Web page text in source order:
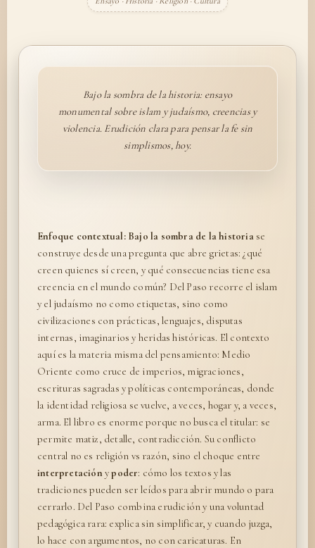
Bajo la sombra de la historia: ensayo
monumental sobre islam y judaísmo, creencias y
violencia. Erudición clara para pensar la fe sin
simplismos, hoy.
Enfoque contextual: Bajo la sombra de la historiase
construye desde una pregunta que abre grietas: ¿qué
creen quienes sí creen, y qué consecuencias tiene esa
creencia en el mundo común? Del Paso recorre el islam
y el judaísmo no como etiquetas, sino como
civilizaciones con prácticas, lenguajes, disputas
internas, imaginarios y heridas históricas. El contexto
aquí es la materia misma del pensamiento: Medio
Oriente como cruce de imperios, migraciones,
escrituras sagradas y políticas contemporáneas, donde
la identidad religiosa se vuelve, a veces, hogar y, a veces,
arma. El libro es enorme porque no busca el titular: se
permite matiz, detalle, contradicción. Su conflicto
central no es religión vs razón, sino el choque entre
interpretación ypoder: cómo los textos y las
tradiciones pueden ser leídos para abrir mundo o para
cerrarlo. Del Paso combina erudición y una voluntad
pedagógica rara: explica sin simplificar, y cuando juzga,
lo hace con argumentos, no con caricaturas. En